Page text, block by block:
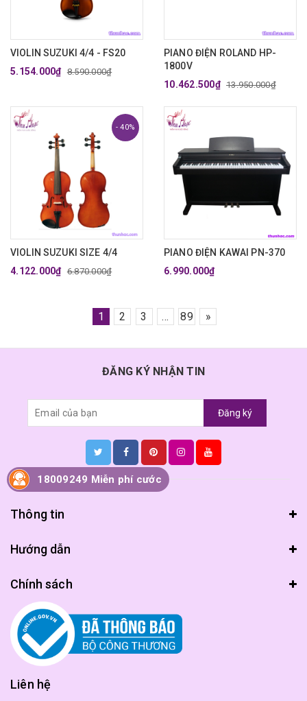
VIOLIN SUZUKI 4/4 - FS20
5.154.000₫ 8.590.000₫
PIANO ĐIỆN ROLAND HP-
1800V
10.462.500₫ 13.950.000₫
- 40%
VIOLIN SUZUKI SIZE 4/4
4.122.000₫ 6.870.000₫
PIANO ĐIỆN KAWAI PN-370
6.990.000₫
1 2 3 ... 89 »
ĐĂNG KÝ NHẬN TIN
Đăng ký
Thông tin
Hướng dẫn
Chính sách
Liên hệ
18009249 Miễn phí cước